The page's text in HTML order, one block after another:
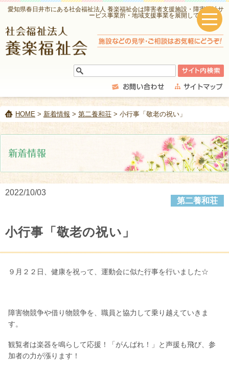
愛知県春日井市にある社会福祉法人 養楽福祉会は障害者支援施設・障害福祉サ
ービス事業所・地域支援事業を展開しています。
HOME > 新着情報 > 第二養和荘 > 小行事「敬老の祝い」
2022/10/03
第二養和荘
小行事「敬老の祝い」
９月２２日、健康を祝って、運動会に似た行事を行いました☆
障害物競争や借り物競争を、職員と協力して乗り越えていきま
す。
観覧者は楽器を鳴らして応援！「がんばれ！」と声援も飛び、参
加者の力が漲ります！